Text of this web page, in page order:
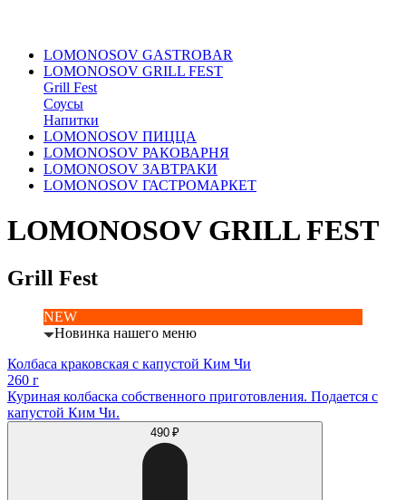
LOMONOSOV GASTROBAR
LOMONOSOV GRILL FEST
Grill Fest
Соусы
Напитки
LOMONOSOV ПИЦЦА
LOMONOSOV РАКОВАРНЯ
LOMONOSOV ЗАВТРАКИ
LOMONOSOV ГАСТРОМАРКЕТ
LOMONOSOV GRILL FEST
Grill Fest
NEW
Новинка нашего меню
Колбаса краковская с капустой Ким Чи
260 г
Куриная колбаска собственного приготовления. Подается с
капустой Ким Чи.
490 ₽